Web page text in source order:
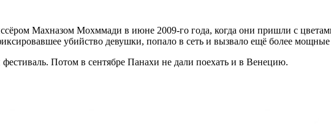
Махназом Мохммади в июне 2009-го года, когда они пришли с
убийство девушки, попало в сеть и вызвало ещё более
Потом в сентябре Панахи не дали поехать и в Венецию.